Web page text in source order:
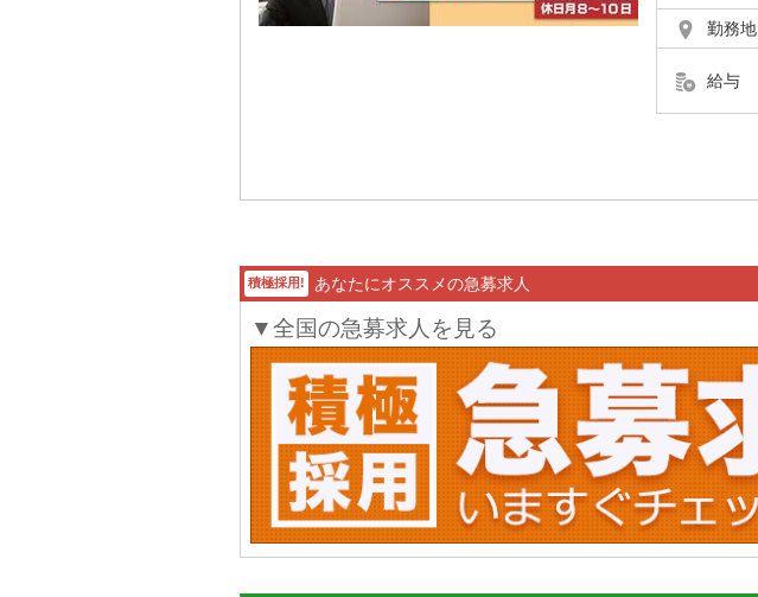
勤務地
給与
積極採用! あなたにオススメの急募求人
▼全国の急募求人を見る